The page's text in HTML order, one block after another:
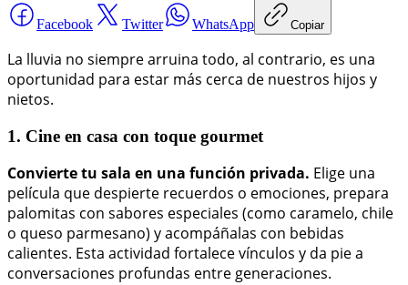
Facebook Twitter WhatsApp Copiar
La lluvia no siempre arruina todo, al contrario, es una
oportunidad para estar más cerca de nuestros hijos y
nietos.
1. Cine en casa con toque gourmet
Convierte tu sala en una función privada. Elige una
película que despierte recuerdos o emociones, prepara
palomitas con sabores especiales (como caramelo, chile
o queso parmesano) y acompáñalas con bebidas
calientes. Esta actividad fortalece vínculos y da pie a
conversaciones profundas entre generaciones.